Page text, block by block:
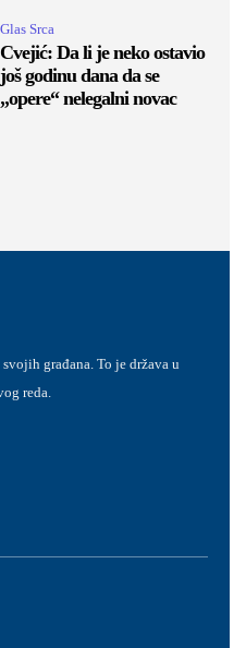
Glas Srca
Cvejić: Da li je neko ostavio
još godinu dana da se
„opere“ nelegalni novac
građana. To je država u
reda.